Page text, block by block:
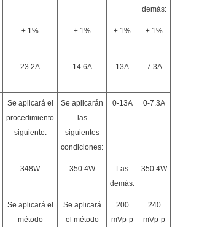
demás:
± 1% ± 1% ± 1% ± 1%
23.2A 14.6A 13A 7.3A
Se aplicará el
procedimiento
siguiente:
Se aplicarán
las
siguientes
condiciones:
0-13A 0-7.3A
348W 350.4W
Las
demás:
350.4W
Se aplicará el
método
Se aplicará
el método
200
mVp-p
240
mVp-p